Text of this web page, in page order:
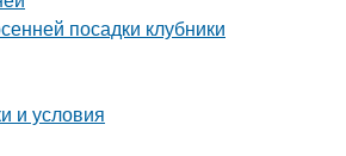
посадки клубники
и условия